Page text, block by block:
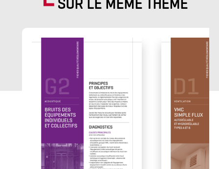
SUR LE MÊME THÈME